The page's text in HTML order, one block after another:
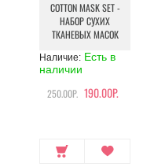
COTTON MASK SET -
НАБОР СУХИХ
ТКАНЕВЫХ МАСОК
Наличие: Есть в
наличии
250.00Р. 190.00Р.